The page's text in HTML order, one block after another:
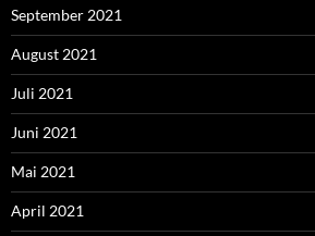
September 2021
August 2021
Juli 2021
Juni 2021
Mai 2021
April 2021